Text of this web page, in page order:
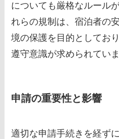
についても厳格なルール
れらの規制は、宿泊者の
境の保護を目的としてお
遵守意識が求められていま
申請の重要性と影響
適切な申請手続きを経ず